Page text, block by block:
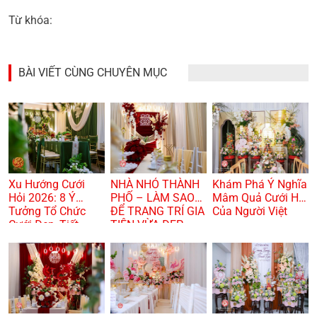
Từ khóa:
BÀI VIẾT CÙNG CHUYÊN MỤC
Xu Hướng Cưới
Hỏi 2026: 8 Ý
Tưởng Tổ Chức
Cưới Đẹp, Tiết
NHÀ NHỎ THÀNH
PHỐ – LÀM SAO
ĐỂ TRANG TRÍ GIA
TIÊN VỪA ĐẸP
TRỌNG? 🏠🌸
Khám Phá Ý Nghĩa
Mâm Quả Cưới Hỏi
Của Người Việt